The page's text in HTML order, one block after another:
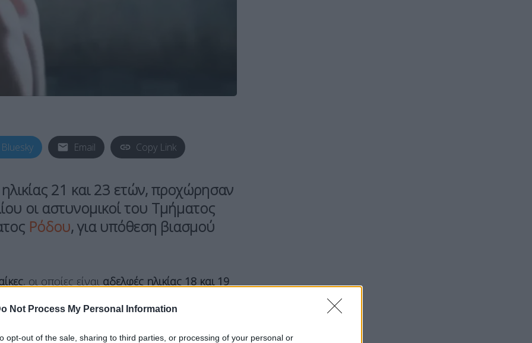
Not Process My Personal Information
opt-out of the sale, sharing to third parties, or processing of your personal or
Bluesky Email Copy Link
21 και 23 ετών, προχώρησαν
οι αστυνομικοί του Τμήματος
Ρόδου, για υπόθεση βιασμού
, οι οποίες είναι αδελφές ηλικίας 18 και 19
σε μπαρ στην Παλία Πόλη της
όπου διέμεναν οι δύο άνδρες